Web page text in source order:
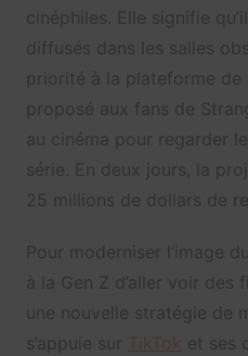
cinéphiles. Elle signifie
diffusés dans les salles
priorité à la plateforme de
proposé aux fans de
au cinéma pour regarder
série. En deux jours, la
25 millions de dollars de
Pour moderniser l’image
à la Gen Z d’aller voir des
une nouvelle stratégie de
s’appuie sur
et ses